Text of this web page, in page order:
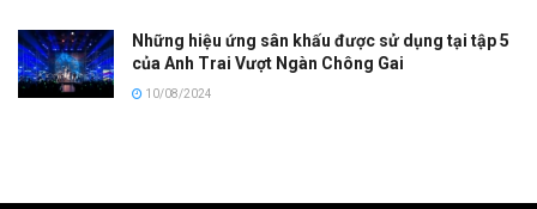
Những hiệu ứng sân khấu được sử dụng tại tập 5
của Anh Trai Vượt Ngàn Chông Gai
10/08/2024